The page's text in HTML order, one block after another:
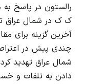
رالستون در پاسخ
ک ک در شمال عراق
آخرین گزینه برای
شمال عراق تهدید
دادن به تلفات و